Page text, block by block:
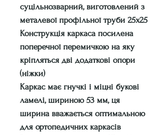
суцільнозварний, виготовлений з
металевої профільної труби 25х25
Конструкція каркаса посилена
поперечної перемичкою на яку
кріпляться дві додаткові опори
(ніжки)
Каркас має гнучкі і міцні букові
ламелі, шириною 53 мм, ця
ширина вважається оптимальною
для ортопедичних каркасів